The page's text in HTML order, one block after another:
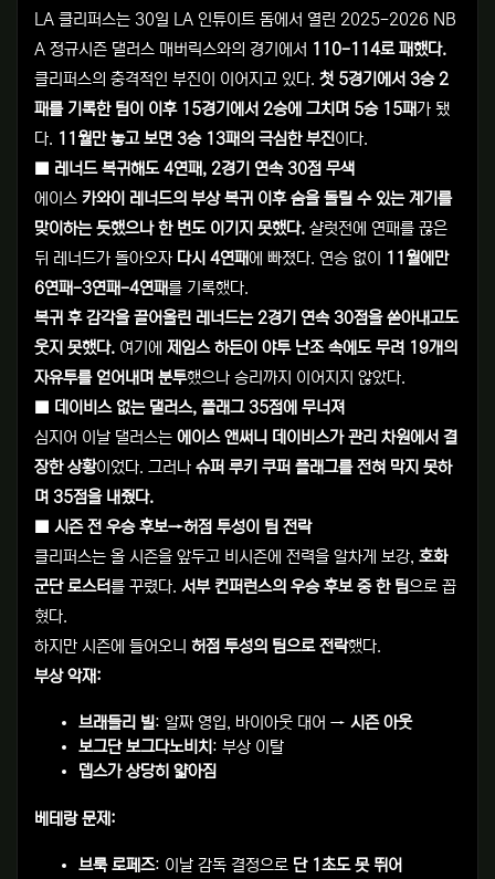
LA 클리퍼스는 30일 LA 인튜이트 돔에서 열린 2025-2026 NB
A 정규시즌 댈러스 매버릭스와의 경기에서 110-114로 패했다.
클리퍼스의 충격적인 부진이 이어지고 있다. 첫 5경기에서 3승 2
패를 기록한 팀이 이후 15경기에서 2승에 그치며 5승 15패가 됐
다. 11월만 놓고 보면 3승 13패의 극심한 부진이다.
■ 레너드 복귀해도 4연패, 2경기 연속 30점 무색
에이스 카와이 레너드의 부상 복귀 이후 숨을 돌릴 수 있는 계기를
맞이하는 듯했으나 한 번도 이기지 못했다. 샬럿전에 연패를 끊은
뒤 레너드가 돌아오자 다시 4연패에 빠졌다. 연승 없이
11월에만
6연패-3연패-4연패를 기록했다.
복귀 후 감각을 끌어올린 레너드는 2경기 연속 30점을 쏟아내고도
웃지 못했다. 여기에 제임스 하든이 야투 난조 속에도 무려 19개의
자유투를 얻어내며 분투했으나 승리까지 이어지지 않았다.
■ 데이비스 없는 댈러스, 플래그 35점에 무너져
심지어 이날 댈러스는 에이스 앤써니 데이비스가 관리 차원에서 결
장한 상황이었다. 그러나 슈퍼 루키 쿠퍼 플래그를 전혀 막지 못하
며 35점을 내줬다.
■ 시즌 전 우승 후보→허점 투성이 팀 전락
클리퍼스는 올 시즌을 앞두고 비시즌에 전력을 알차게 보강, 호화
군단 로스터를 꾸렸다. 서부 컨퍼런스의 우승 후보 중 한 팀으로 꼽
혔다.
하지만 시즌에 들어오니 허점 투성의 팀으로 전락했다.
부상 악재:
브래들리 빌: 알짜 영입, 바이아웃 대어 → 시즌 아웃
보그단 보그다노비치 : 부상 이탈
뎁스가 상당히 얇아짐
베테랑 문제:
브룩 로페즈: 이날 감독 결정으로 단 1초도 못 뛰어